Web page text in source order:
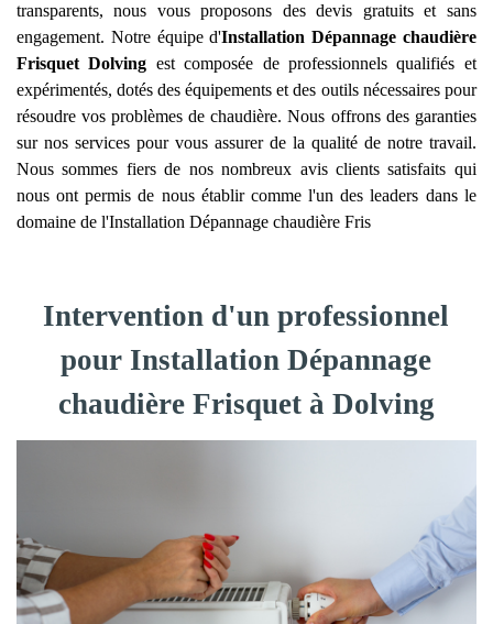
transparents, nous vous proposons des devis gratuits et sans
engagement. Notre équipe d'Installation Dépannage chaudière
Frisquet Dolving est composée de professionnels qualifiés et
expérimentés, dotés des équipements et des outils nécessaires pour
résoudre vos problèmes de chaudière. Nous offrons des garanties
sur nos services pour vous assurer de la qualité de notre travail.
Nous sommes fiers de nos nombreux avis clients satisfaits qui
nous ont permis de nous établir comme l'un des leaders dans le
domaine de l'Installation Dépannage chaudière Fris
Intervention d'un professionnel
pour Installation Dépannage
chaudière Frisquet à Dolving